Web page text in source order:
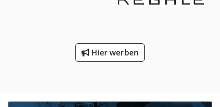
Hier werben